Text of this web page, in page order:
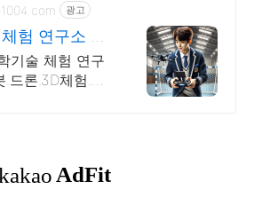
광고
험 연구소 친
차산업
기술 체험 연구
.드론.3D체험.대